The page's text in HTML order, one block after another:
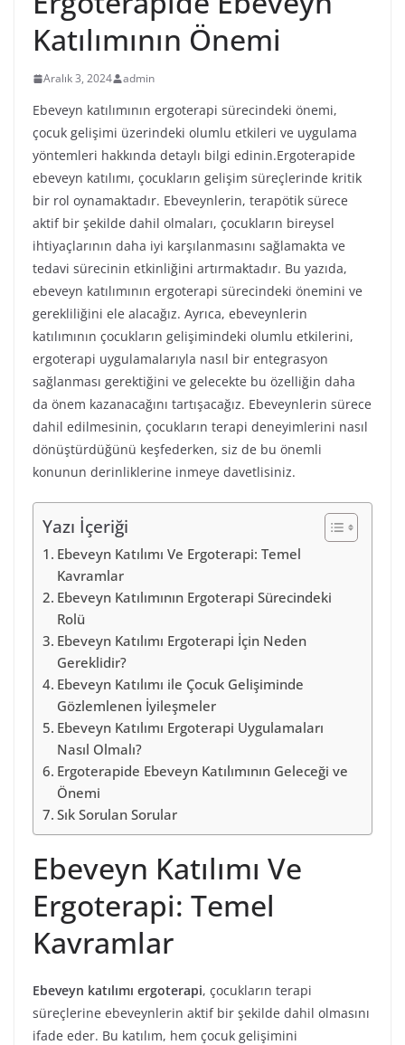
Katılımının Önemi
Aralık 3, 2024 admin
Ebeveyn katılımının ergoterapi sürecindeki önemi,
çocuk gelişimi üzerindeki olumlu etkileri ve uygulama
yöntemleri hakkında detaylı bilgi edinin.Ergoterapide
ebeveyn katılımı, çocukların gelişim süreçlerinde kritik
bir rol oynamaktadır. Ebeveynlerin, terapötik sürece
aktif bir şekilde dahil olmaları, çocukların bireysel
ihtiyaçlarının daha iyi karşılanmasını sağlamakta ve
tedavi sürecinin etkinliğini artırmaktadır. Bu yazıda,
ebeveyn katılımının ergoterapi sürecindeki önemini ve
gerekliliğini ele alacağız. Ayrıca, ebeveynlerin
katılımının çocukların gelişimindeki olumlu etkilerini,
ergoterapi uygulamalarıyla nasıl bir entegrasyon
sağlanması gerektiğini ve gelecekte bu özelliğin daha
da önem kazanacağını tartışacağız. Ebeveynlerin sürece
dahil edilmesinin, çocukların terapi deneyimlerini nasıl
dönüştürdüğünü keşfederken, siz de bu önemli
konunun derinliklerine inmeye davetlisiniz.
Yazı İçeriği
Ebeveyn Katılımı Ve Ergoterapi: Temel
Kavramlar
Ebeveyn Katılımının Ergoterapi Sürecindeki
Rolü
Ebeveyn Katılımı Ergoterapi İçin Neden
Gereklidir?
Ebeveyn Katılımı ile Çocuk Gelişiminde
Gözlemlenen İyileşmeler
Ebeveyn Katılımı Ergoterapi Uygulamaları
Nasıl Olmalı?
Ergoterapide Ebeveyn Katılımının Geleceği ve
Önemi
Sık Sorulan Sorular
Ebeveyn Katılımı Ve
Ergoterapi: Temel
Kavramlar
Ebeveyn katılımı ergoterapi, çocukların terapi
süreçlerine ebeveynlerin aktif bir şekilde dahil olmasını
ifade eder. Bu katılım, hem çocuk gelişimini